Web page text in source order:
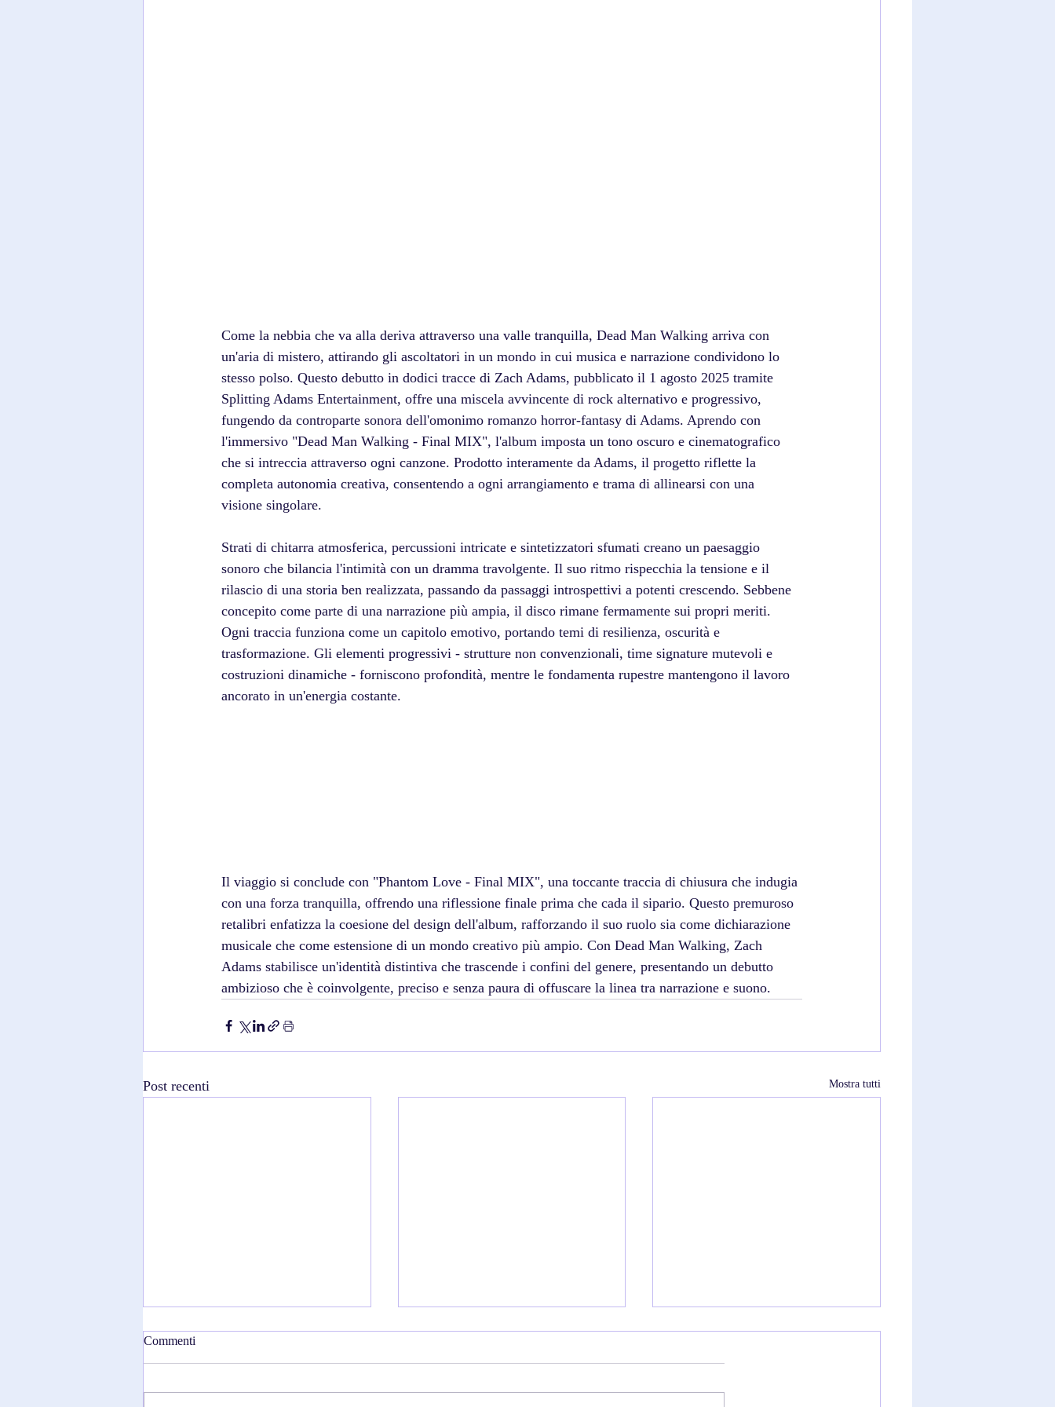
Come la nebbia che va alla deriva attraverso una valle tranquilla, Dead Man Walking arriva con
un'aria di mistero, attirando gli ascoltatori in un mondo in cui musica e narrazione condividono lo
stesso polso. Questo debutto in dodici tracce di Zach Adams, pubblicato il 1 agosto 2025 tramite
Splitting Adams Entertainment, offre una miscela avvincente di rock alternativo e progressivo,
fungendo da controparte sonora dell'omonimo romanzo horror-fantasy di Adams. Aprendo con
l'immersivo "Dead Man Walking - Final MIX", l'album imposta un tono oscuro e cinematografico
che si intreccia attraverso ogni canzone. Prodotto interamente da Adams, il progetto riflette la
completa autonomia creativa, consentendo a ogni arrangiamento e trama di allinearsi con una
visione singolare.
Strati di chitarra atmosferica, percussioni intricate e sintetizzatori sfumati creano un paesaggio
sonoro che bilancia l'intimità con un dramma travolgente. Il suo ritmo rispecchia la tensione e il
rilascio di una storia ben realizzata, passando da passaggi introspettivi a potenti crescendo. Sebbene
concepito come parte di una narrazione più ampia, il disco rimane fermamente sui propri meriti.
Ogni traccia funziona come un capitolo emotivo, portando temi di resilienza, oscurità e
trasformazione. Gli elementi progressivi - strutture non convenzionali, time signature mutevoli e
costruzioni dinamiche - forniscono profondità, mentre le fondamenta rupestre mantengono il lavoro
ancorato in un'energia costante.
Il viaggio si conclude con "Phantom Love - Final MIX", una toccante traccia di chiusura che indugia
con una forza tranquilla, offrendo una riflessione finale prima che cada il sipario. Questo premuroso
retalibri enfatizza la coesione del design dell'album, rafforzando il suo ruolo sia come dichiarazione
musicale che come estensione di un mondo creativo più ampio. Con Dead Man Walking, Zach
Adams stabilisce un'identità distintiva che trascende i confini del genere, presentando un debutto
ambizioso che è coinvolgente, preciso e senza paura di offuscare la linea tra narrazione e suono.
Post recenti Mostra tutti
Commenti